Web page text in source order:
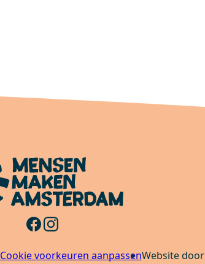
Cookie voorkeuren aanpassenWebsite door